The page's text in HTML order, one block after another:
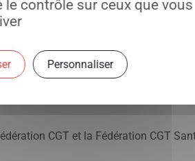
qu’il n’y a de possibilité de le faire
du personnel ensuite.
des salaires, pour le retrait de
CGT et la Fédération CGT
contrôle sur ceux que vous
Personnaliser